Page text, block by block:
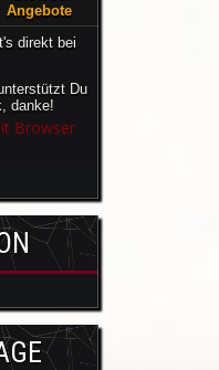
Angebote
direkt bei
Du
danke!
Browser